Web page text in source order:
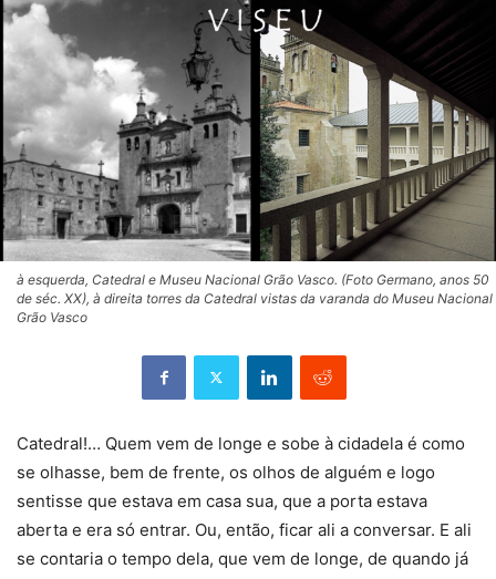
à esquerda, Catedral e Museu Nacional Grão Vasco. (Foto Germano, anos 50
de séc. XX), à direita torres da Catedral vistas da varanda do Museu Nacional
Grão Vasco
Catedral!… Quem vem de longe e sobe à cidadela é como
se olhasse, bem de frente, os olhos de alguém e logo
sentisse que estava em casa sua, que a porta estava
aberta e era só entrar. Ou, então, ficar ali a conversar. E ali
se contaria o tempo dela, que vem de longe, de quando já